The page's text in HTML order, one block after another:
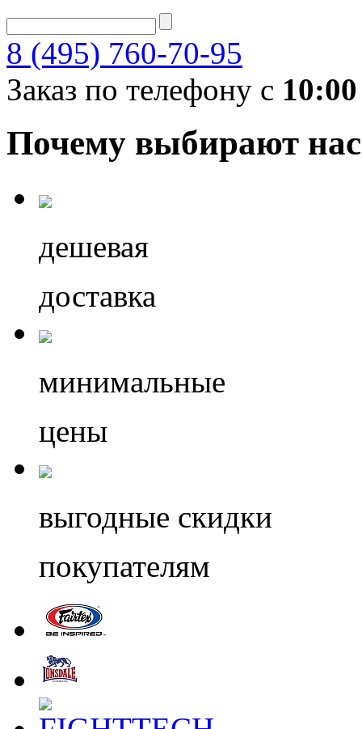
8 (495) 760-70-95
Заказ по телефону с 10:00
Почему выбирают нас
дешевая
доставка
минимальные
цены
выгодные скидки
покупателям